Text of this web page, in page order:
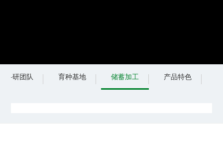
科研团队 育种基地 储蓄加工 产品特色